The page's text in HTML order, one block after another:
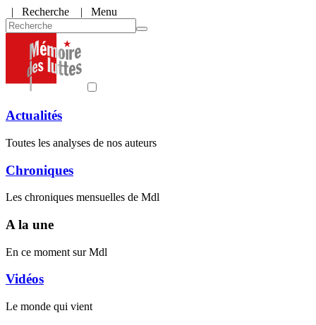
| Recherche | Menu
Actualités
Toutes les analyses de nos auteurs
Chroniques
Les chroniques mensuelles de Mdl
A la une
En ce moment sur Mdl
Vidéos
Le monde qui vient